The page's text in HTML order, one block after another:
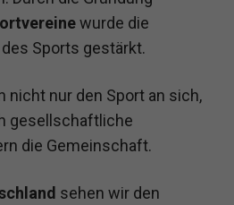
wurde die
Sports gestärkt.
nicht nur den Sport an sich,
gesellschaftliche
die Gemeinschaft.
sehen wir den